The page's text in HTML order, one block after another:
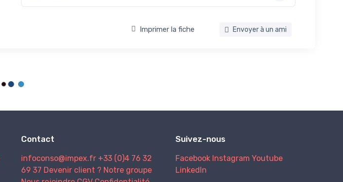
Imprimer la fiche Envoyer à un ami
Contact
infoconso@impex.fr +33 (0)4 76 32
69 37 Devenir client ? Notre groupe
Suivez-nous
Facebook Instagram Youtube
LinkedIn